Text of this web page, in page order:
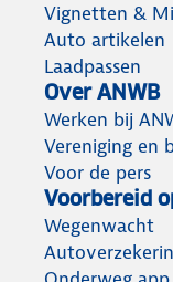
Vignetten &
Auto artikelen
Laadpassen
Over ANWB
Werken bij
Vereniging en
Voor de pers
Voorbereid
Wegenwacht